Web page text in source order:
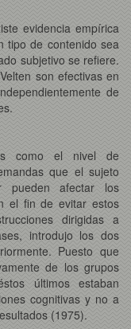
evidencia empírica
tipo de contenido sea
subjetivo se refiere.
son efectivas en
de
como el nivel de
que el sujeto
pueden afectar los
el fin de evitar estos
dirigidas a
introdujo los dos
Puesto que
de los grupos
últimos estaban
cognitivas y no a
(1975).